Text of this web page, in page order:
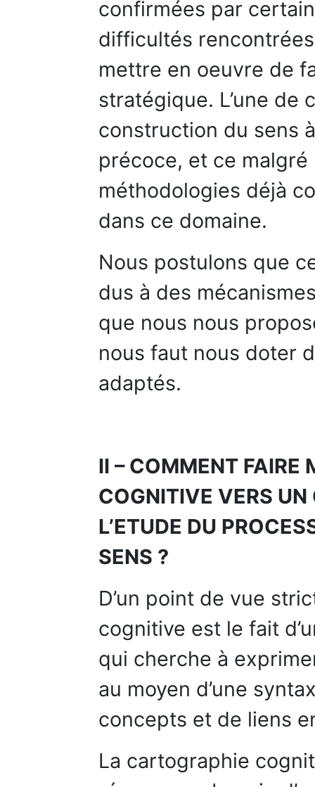
confirmées par
difficultés
mettre en oeuvre de
stratégique. L’une de
construction du sens
précoce, et ce
méthodologies déjà
dans ce domaine.
Nous postulons que
dus à des
que nous nous
nous faut nous doter
adaptés.
II – COMMENT FAIRE
COGNITIVE VERS
L’ETUDE DU
SENS ?
D’un point de vue
cognitive est le fait
qui cherche à
au moyen d’une
concepts et de liens
La cartographie